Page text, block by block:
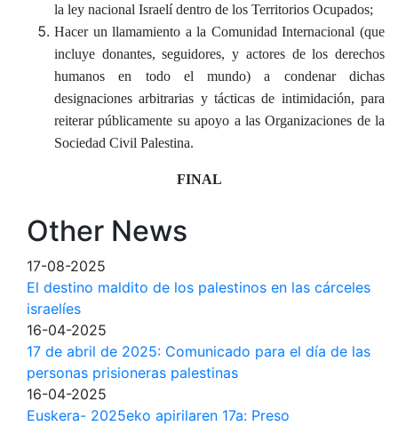
la ley nacional Israelí dentro de los Territorios Ocupados;
Hacer un llamamiento a la Comunidad Internacional (que
incluye donantes, seguidores, y actores de los derechos
humanos en todo el mundo) a condenar dichas
designaciones arbitrarias y tácticas de intimidación, para
reiterar públicamente su apoyo a las Organizaciones de la
Sociedad Civil Palestina.
FINAL
Other News
17-08-2025
El destino maldito de los palestinos en las cárceles
israelíes
16-04-2025
17 de abril de 2025: Comunicado para el día de las
personas prisioneras palestinas
16-04-2025
Euskera- 2025eko apirilaren 17a: Preso